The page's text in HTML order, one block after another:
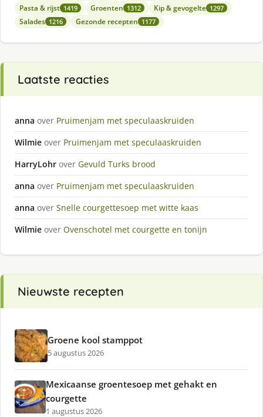
Pasta & rijst 1419 Groenten 1312 Kip & gevogelte 1297
Salades 1216 Gezonde recepten 1177
Laatste reacties
anna over Pruimenjam met speculaaskruiden
Wilmie over Pruimenjam met speculaaskruiden
HarryLohr over Gevuld Turks brood
anna over Pruimenjam met speculaaskruiden
anna over Snelle courgettesoep met witte kaas
Wilmie over Ovenschotel met courgette en tonijn
Nieuwste recepten
Groene kool stamppot
5 augustus 2026
Mexicaanse groentesoep met gehakt en
courgette
1 augustus 2026